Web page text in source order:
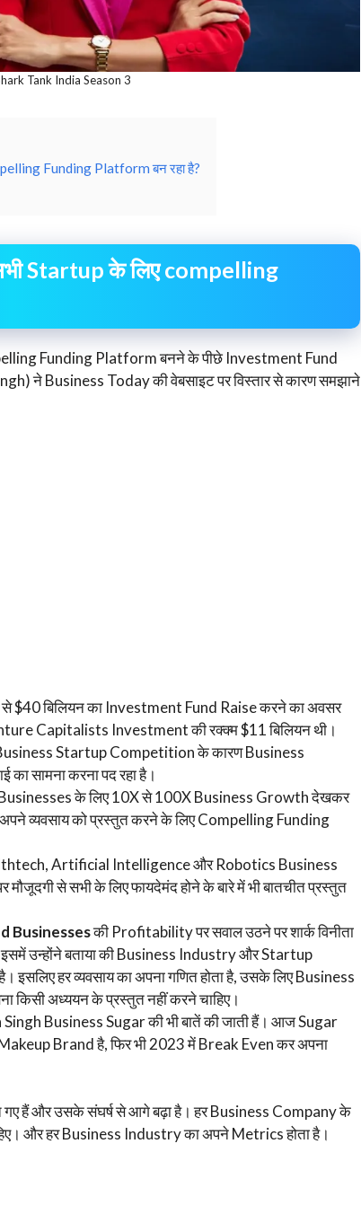
Tank India Season 3
Funding Platform बन रहा है?
Startup के लिए compelling
Funding Platform बनने के पीछे Investment Fund
ने Business Today की वेबसाइट पर विस्तार से कारण समझाने
बिलियन का Investment Fund Raise करने का अवसर
Capitalists Investment की रक्क्म $11 बिलियन थी।
Startup Competition के कारण Business
सामना करना पद रहा है।
के लिए 10X से 100X Business Growth देखकर
व्यवसाय को प्रस्तुत करने के लिए Compelling Funding
Artificial Intelligence और Robotics Business
से सभी के लिए फायदेमंद होने के बारे में भी बातचीत प्रस्तुत
Businessesकी Profitability पर सवाल उठने पर शार्क विनीता
उन्होंने बताया की Business Industry और Startup
हर व्यवसाय का अपना गणित होता है, उसके लिए Business
किसी अध्ययन के प्रस्तुत नहीं करने चाहिए।
Business Sugar की भी बातें की जाती हैं। आज Sugar
Brand है, फिर भी 2023 में Break Even कर अपना
गए हैं और उसके संघर्ष से आगे बढ़ा है। हर Business Company के
और हर Business Industry का अपने Metrics होता है।